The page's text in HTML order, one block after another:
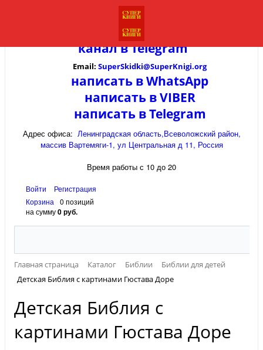
канал вTelegram
Email: SuperSkidki@SuperKnigi.org
написать в WhatsApp
написать в VIBER
написать в Telegram
Адрес офиса: Ленинградская область,Всеволожский район,
массив Вартемяги-1, ул Центральная д 11, Россия
Время работы с 10 до 20
Войти
Регистрация
Корзина
0 позиций
на сумму0 руб.
Главная страница Каталог Библии
Библии для детей
Детская Библия с картинами Гюстава Доре
Детская Библия с
картинами Гюстава Доре